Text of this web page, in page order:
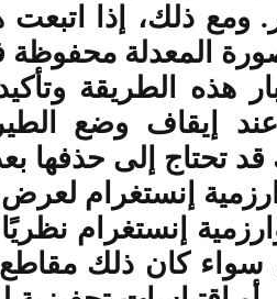
ومع ذلك، إذا
المعدلة
هذه الطريقة
عند إيقاف وضع
قد تحتاج إلى حذفها بعد
إنستغرام
إنستغرام
سواء كان ذلك